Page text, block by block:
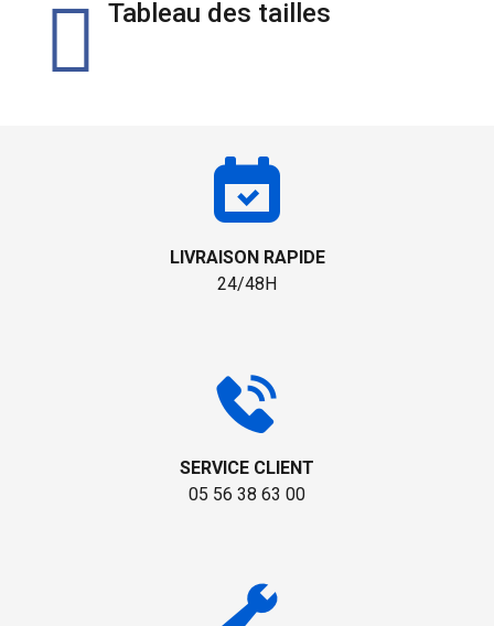
Tableau des tailles
LIVRAISON RAPIDE
24/48H
SERVICE CLIENT
05 56 38 63 00